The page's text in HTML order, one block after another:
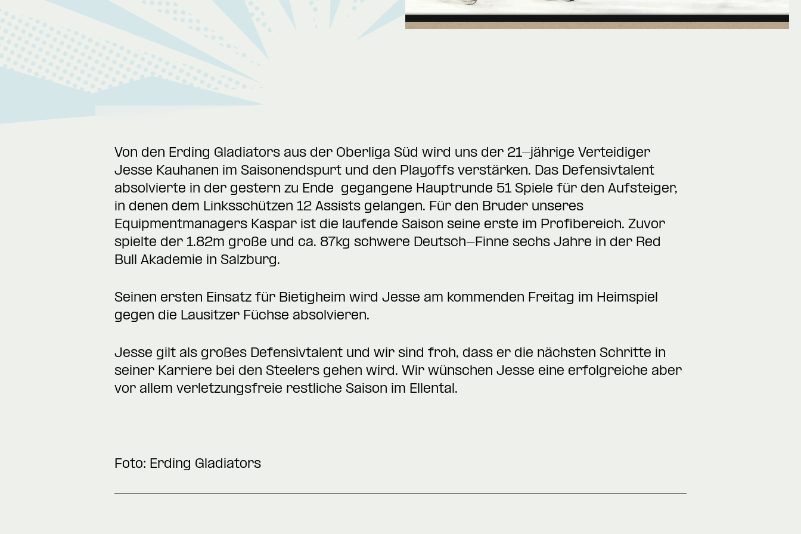
Von den Erding Gladiators aus der Oberliga Süd wird uns der 21-jährige Verteidiger
Jesse Kauhanen im Saisonendspurt und den Playoffs verstärken. Das Defensivtalent
absolvierte in der gestern zu Ende gegangene Hauptrunde 51 Spiele für den Aufsteiger,
in denen dem Linksschützen 12 Assists gelangen. Für den Bruder unseres
Equipmentmanagers Kaspar ist die laufende Saison seine erste im Profibereich. Zuvor
spielte der 1.82m große und ca. 87kg schwere Deutsch-Finne sechs Jahre in der Red
Bull Akademie in Salzburg.
Seinen ersten Einsatz für Bietigheim wird Jesse am kommenden Freitag im Heimspiel
gegen die Lausitzer Füchse absolvieren.
Jesse gilt als großes Defensivtalent und wir sind froh, dass er die nächsten Schritte in
seiner Karriere bei den Steelers gehen wird. Wir wünschen Jesse eine erfolgreiche aber
vor allem verletzungsfreie restliche Saison im Ellental.
Foto: Erding Gladiators